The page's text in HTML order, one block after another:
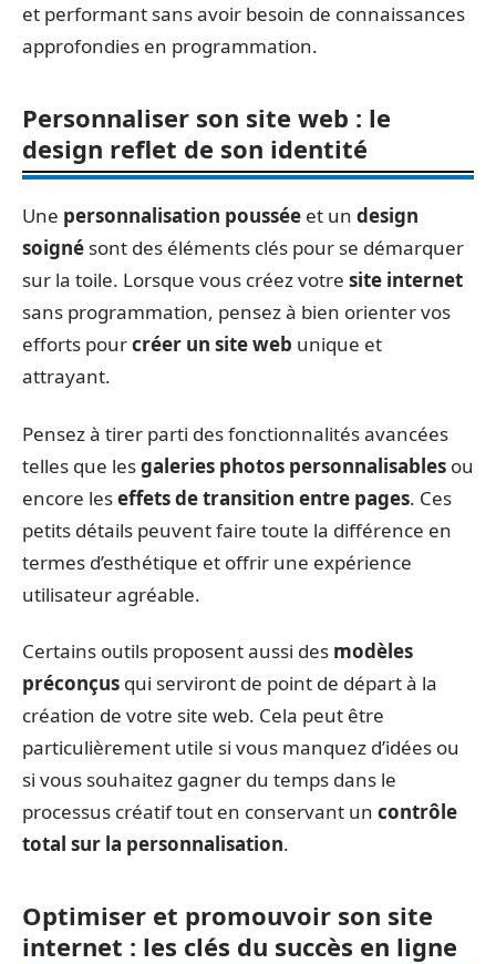
et performant sans avoir besoin de connaissances
approfondies en programmation.
Personnaliser son site web : le
design reflet de son identité
Une personnalisation poussée et un design
soigné sont des éléments clés pour se démarquer
sur la toile. Lorsque vous créez votre site internet
sans programmation, pensez à bien orienter vos
efforts pourcréer un site web unique et
attrayant.
Pensez à tirer parti des fonctionnalités avancées
telles que lesgaleries photos personnalisables ou
encore leseffets de transition entre pages. Ces
petits détails peuvent faire toute la différence en
termes d’esthétique et offrir une expérience
utilisateur agréable.
Certains outils proposent aussi des modèles
préconçus qui serviront de point de départ à la
création de votre site web. Cela peut être
particulièrement utile si vous manquez d’idées ou
si vous souhaitez gagner du temps dans le
processus créatif tout en conservant un contrôle
total sur la personnalisation.
Optimiser et promouvoir son site
internet : les clés du succès en ligne